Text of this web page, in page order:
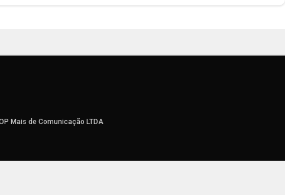
Mais de Comunicação LTDA